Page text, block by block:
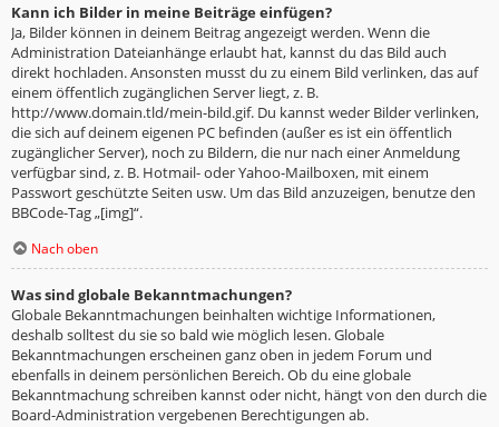
Kann ich Bilder in meine Beiträge einfügen?
Ja, Bilder können in deinem Beitrag angezeigt werden. Wenn die
Administration Dateianhänge erlaubt hat, kannst du das Bild auch
direkt hochladen. Ansonsten musst du zu einem Bild verlinken, das auf
einem öffentlich zugänglichen Server liegt, z. B.
http://www.domain.tld/mein-bild.gif. Du kannst weder Bilder verlinken,
die sich auf deinem eigenen PC befinden (außer es ist ein öffentlich
zugänglicher Server), noch zu Bildern, die nur nach einer Anmeldung
verfügbar sind, z. B. Hotmail- oder Yahoo-Mailboxen, mit einem
Passwort geschützte Seiten usw. Um das Bild anzuzeigen, benutze den
BBCode-Tag „[img]“.
Nach oben
Was sind globale Bekanntmachungen?
Globale Bekanntmachungen beinhalten wichtige Informationen,
deshalb solltest du sie so bald wie möglich lesen. Globale
Bekanntmachungen erscheinen ganz oben in jedem Forum und
ebenfalls in deinem persönlichen Bereich. Ob du eine globale
Bekanntmachung schreiben kannst oder nicht, hängt von den durch die
Board-Administration vergebenen Berechtigungen ab.